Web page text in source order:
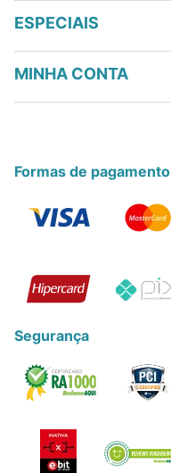
ESPECIAIS
MINHA CONTA
Formas de pagamento
Segurança